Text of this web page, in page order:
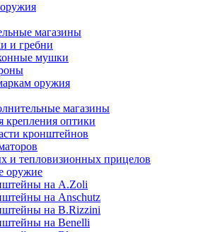
магазины
и гребни
мушки
оружия
магазины
оптики
кронштейнов
и тепловизионных прицелов
оружие
на A.Zoli
на Anschutz
на B.Rizzini
на Benelli